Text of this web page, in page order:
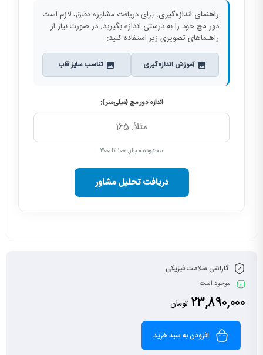
راهنمای اندازه‌گیری: برای دریافت مشاوره دقیق، لازم است
دور مچ خود را به درستی اندازه بگیرید. در صورت نیاز از
راهنماهای تصویری زیر استفاده کنید:
آموزش اندازه‌گیری تناسب سایز قاب
اندازه دور مچ (میلی‌متر):
محدوده مجاز: ۱۰۰ تا ۳۰۰
دریافت تحلیل مشاور
گارانتی سلامت فیزیکی
موجود است
23,890,000 تومان
افزودن به سبد خرید